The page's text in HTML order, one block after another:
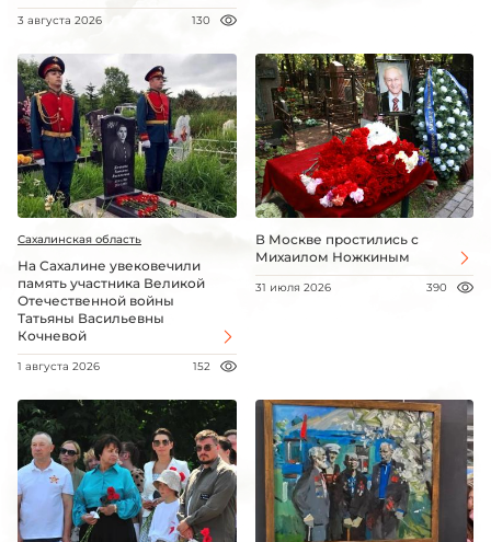
3 августа 2026 130
Сахалинская область
На Сахалине увековечили
память участника Великой
Отечественной войны
Татьяны Васильевны
Кочневой
1 августа 2026 152
В Москве простились с
Михаилом Ножкиным
31 июля 2026 390